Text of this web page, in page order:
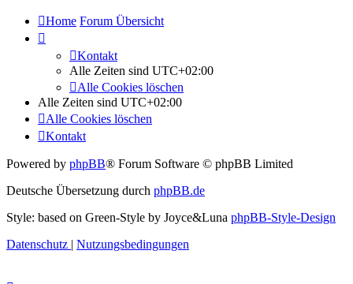
Home Forum Übersicht
Kontakt
Alle Zeiten sind UTC+02:00
Alle Cookies löschen
Alle Zeiten sind UTC+02:00
Alle Cookies löschen
Kontakt
Powered by phpBB® Forum Software © phpBB Limited
Deutsche Übersetzung durch phpBB.de
Style: based on Green-Style by Joyce&Luna phpBB-Style-Design
Datenschutz | Nutzungsbedingungen